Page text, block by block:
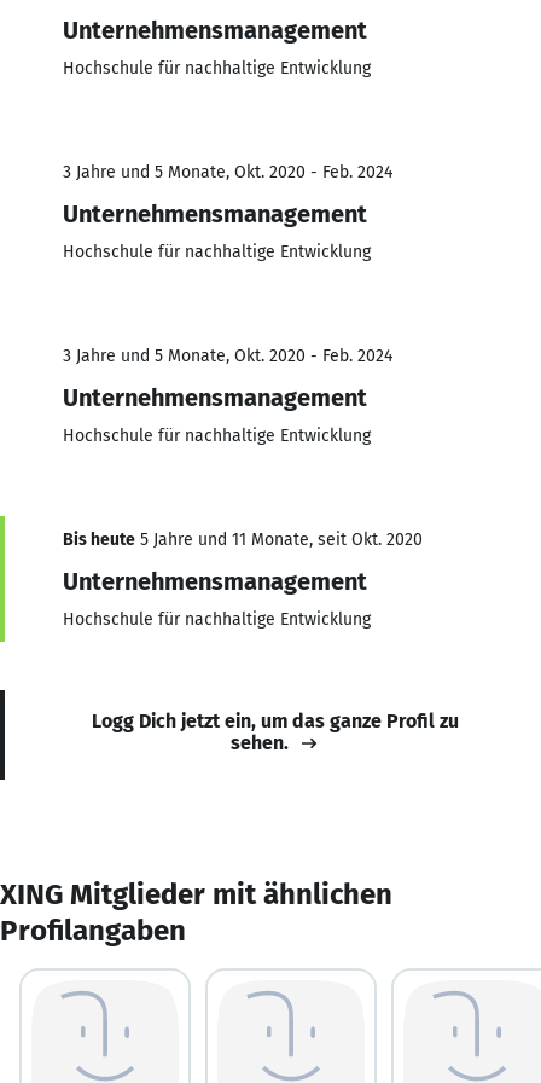
Unternehmensmanagement
Hochschule für nachhaltige Entwicklung
3 Jahre und 5 Monate, Okt. 2020 - Feb. 2024
Unternehmensmanagement
Hochschule für nachhaltige Entwicklung
3 Jahre und 5 Monate, Okt. 2020 - Feb. 2024
Unternehmensmanagement
Hochschule für nachhaltige Entwicklung
Bis heute 5 Jahre und 11 Monate, seit Okt. 2020
Unternehmensmanagement
Hochschule für nachhaltige Entwicklung
Logg Dich jetzt ein, um das ganze Profil zu
sehen.
XING Mitglieder mit ähnlichen
Profilangaben